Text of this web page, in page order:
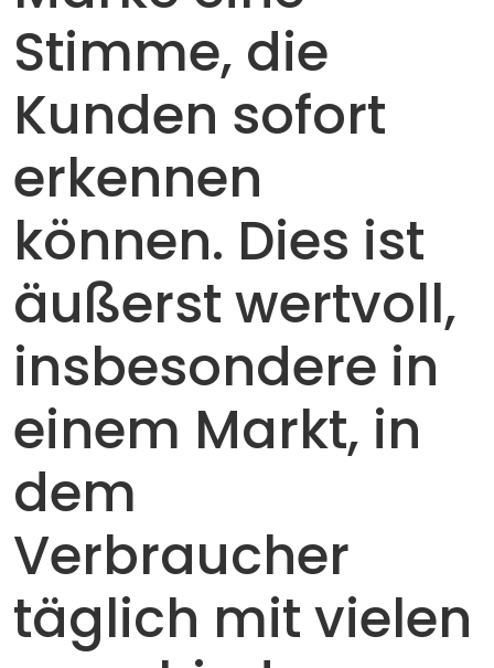
Stimme, die
Kunden sofort
erkennen
können. Dies ist
äußerst wertvoll,
insbesondere in
einem Markt, in
dem
Verbraucher
täglich mit vielen